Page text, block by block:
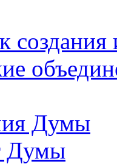
создания
Думы
Думы